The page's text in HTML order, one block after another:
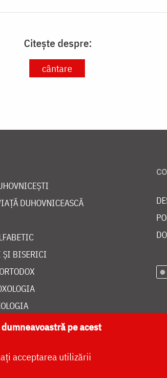
Citește despre:
cântare
DUHOVNICEASCĂ
ȘI BISERICI
MEDIA
pe acest
acceptarea utilizării